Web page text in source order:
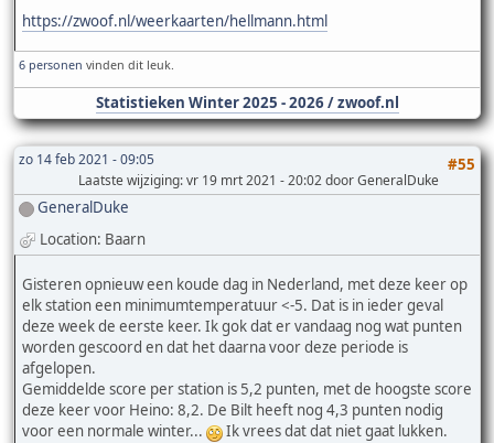
https://zwoof.nl/weerkaarten/hellmann.html
6 personen vinden dit leuk.
Statistieken Winter 2025 - 2026 / zwoof.nl
zo 14 feb 2021 - 09:05 #55
Laatste wijziging: vr 19 mrt 2021 - 20:02 door GeneralDuke
GeneralDuke
Location: Baarn
Gisteren opnieuw een koude dag in Nederland, met deze keer op
elk station een minimumtemperatuur <-5. Dat is in ieder geval
deze week de eerste keer. Ik gok dat er vandaag nog wat punten
worden gescoord en dat het daarna voor deze periode is
afgelopen.
Gemiddelde score per station is 5,2 punten, met de hoogste score
deze keer voor Heino: 8,2. De Bilt heeft nog 4,3 punten nodig
voor een normale winter...
Ik vrees dat dat niet gaat lukken.